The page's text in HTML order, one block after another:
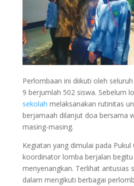
Perlombaan ini diikuti oleh
9 berjumlah 502 siswa. Sebelum
sekolah melaksanakan rutinitas
berjamaah dilanjut doa bersama
masing-masing.
Kegiatan yang dimulai pada Pukul
koordinator lomba berjalan
menyenangkan. Terlihat antusias
dalam mengikuti berbagai